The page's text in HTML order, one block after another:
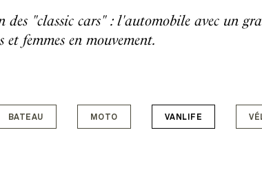
des "classic cars" : l'automobile avec un
et femmes en mouvement.
BATEAU MOTO VANLIFE